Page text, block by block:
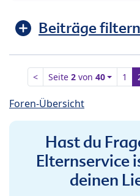
Beiträge
< Seite 2von 40 1
Foren-Übersicht
Hast du
Elternservice
deinen